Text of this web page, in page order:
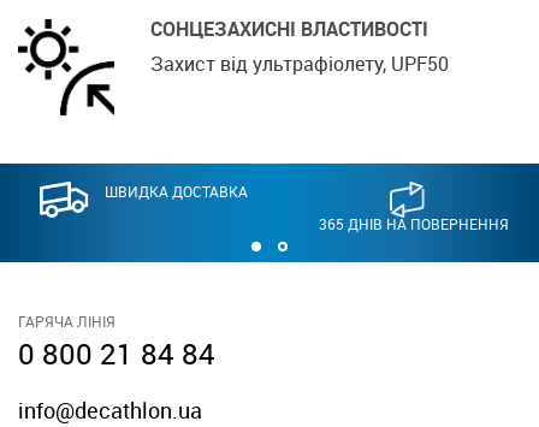
СОНЦЕЗАХИСНІ ВЛАСТИВОСТІ
Захист від ультрафіолету, UPF50
ШВИДКА ДОСТАВКА
365 ДНІВ НА ПОВЕРНЕННЯ
ГАРЯЧА ЛІНІЯ
0 800 21 84 84
info@decathlon.ua